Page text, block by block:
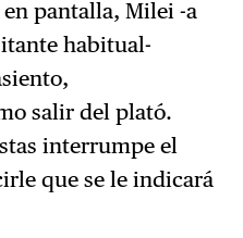
pantalla, Milei -a
habitual-
salir del plató.
interrumpe el
que se le indicará